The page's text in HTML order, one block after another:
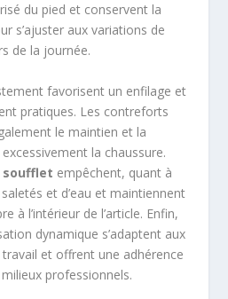
du pied et conservent la
s’ajuster aux variations de
de la journée.
favorisent un enfilage et
pratiques. Les contreforts
le maintien et la
la chaussure.
soufflet empêchent, quant à
et d’eau et maintiennent
à l’intérieur de l’article. Enfin,
dynamique s’adaptent aux
et offrent une adhérence
professionnels.